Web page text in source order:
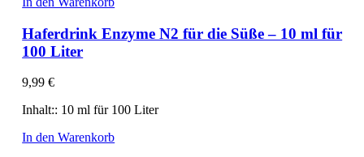
Haferdrink Enzyme N2 für die Süße – 10 ml für
100 Liter
9,99€
Inhalt:: 10 ml für 100 Liter
In den Warenkorb